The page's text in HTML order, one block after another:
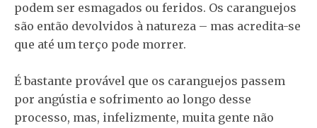
podem ser esmagados ou feridos. Os caranguejos
são então devolvidos à natureza – mas acredita-se
que até um terço pode morrer.
É bastante provável que os caranguejos passem
por angústia e sofrimento ao longo desse
processo, mas, infelizmente, muita gente não